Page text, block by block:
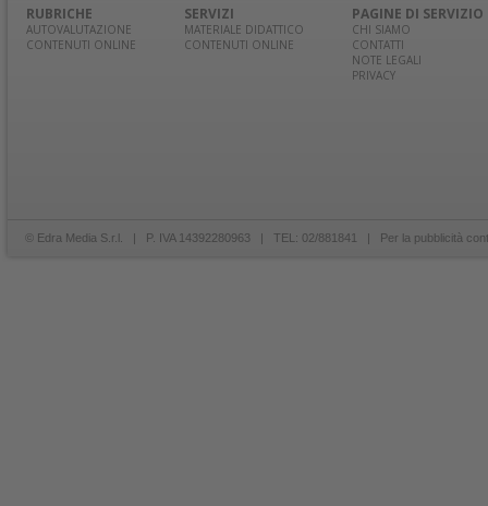
RUBRICHE
AUTOVALUTAZIONE
CONTENUTI ONLINE
SERVIZI
MATERIALE DIDATTICO
CONTENUTI ONLINE
PAGINE DI SERVIZIO
CHI SIAMO
CONTATTI
NOTE LEGALI
PRIVACY
© Edra Media S.r.l. | P. IVA 14392280963 | TEL: 02/881841 | Per la pubblicità